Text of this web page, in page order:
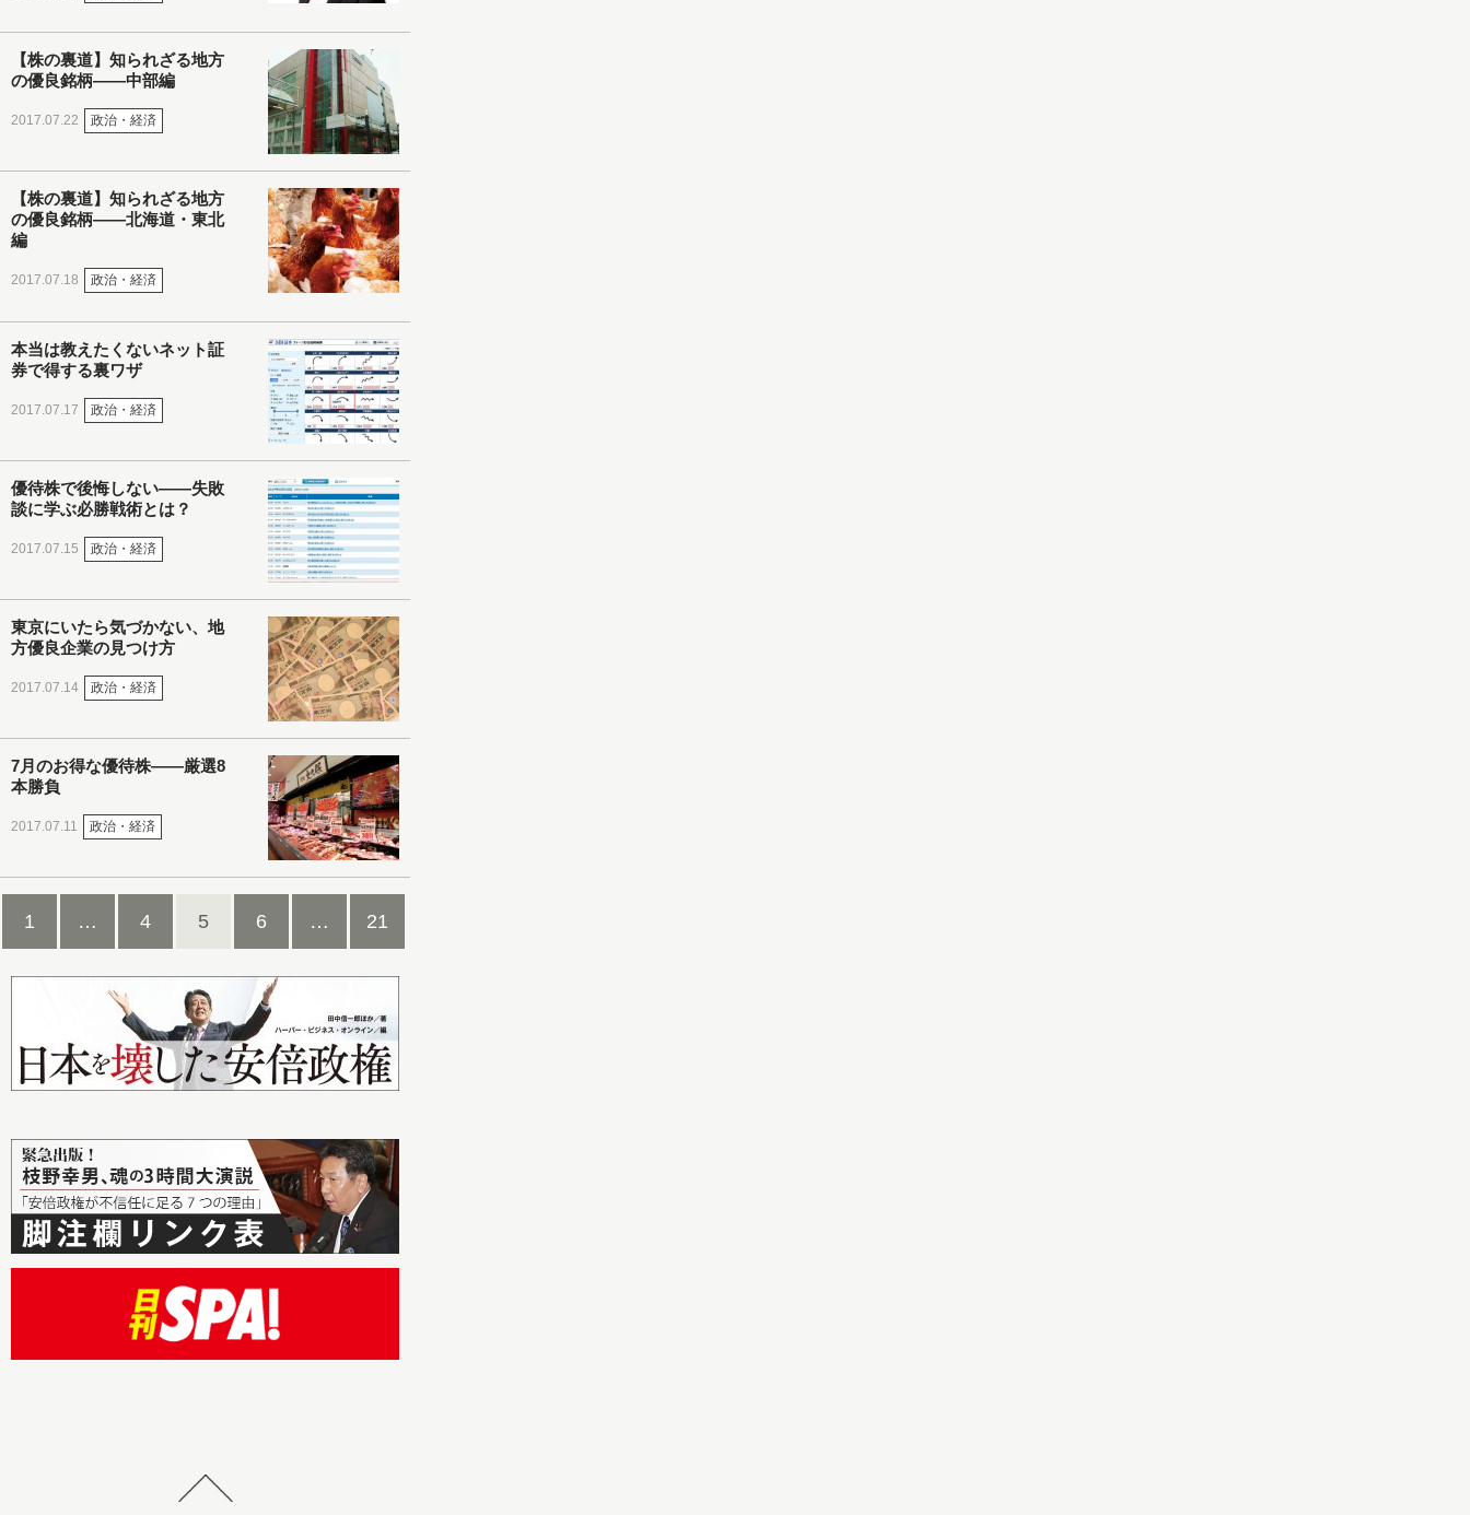
【株の裏道】知られざる地方
の優良銘柄――中部編
2017.07.22 政治・経済
【株の裏道】知られざる地方
の優良銘柄――北海道・東北
編
2017.07.18 政治・経済
本当は教えたくないネット証
券で得する裏ワザ
2017.07.17 政治・経済
優待株で後悔しない――失敗
談に学ぶ必勝戦術とは？
2017.07.15 政治・経済
東京にいたら気づかない、地
方優良企業の見つけ方
2017.07.14 政治・経済
7月のお得な優待株――厳選8
本勝負
2017.07.11 政治・経済
1 … 4 5 6 … 21